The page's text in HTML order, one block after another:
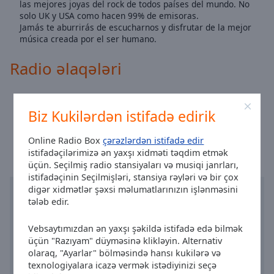
Biz Kukilərdən istifadə edirik
Online Radio Boxçərəzlərdən istifadə edir
istifadəçilərimizə ən yaxşı xidməti təqdim etmək
üçün. Seçilmiş radio stansiyaları və musiqi janrları,
istifadəçinin Seçilmişləri, stansiya rəyləri və bir çox
digər xidmətlər şəxsi məlumatlarınızın işlənməsini
tələb edir.
Vebsaytımızdan ən yaxşı şəkildə istifadə edə bilmək
üçün "Razıyam" düyməsinə klikləyin. Alternativ
olaraq, "Ayarlar" bölməsində hansı kukilərə və
texnologiyalara icazə vermək istədiyinizi seçə
Area
Background
Color
Opacity
Family
las mejores joyas del rock de todos países del mundo. No
solo UK y USA como hacen 99% de emisoras.
Jamás te aburrirás de escucharnos y disfrutar de la mejor
música creada por el ser humano.
Radio əlaqələri
Valensiya vaxtı :11:27,08.08.2026